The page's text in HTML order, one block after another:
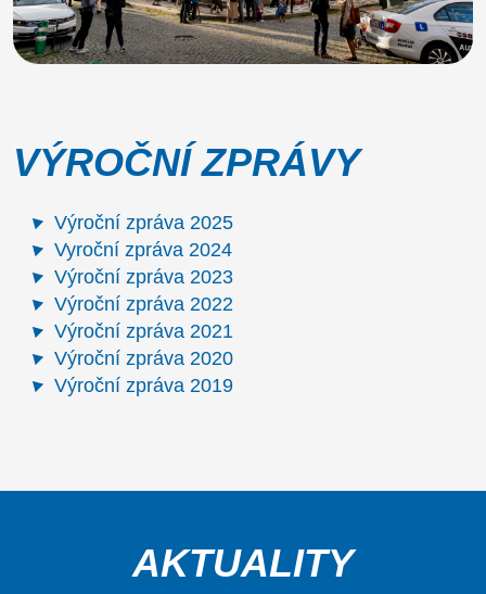
VÝROČNÍ ZPRÁVY
Výroční zpráva 2025
Vyroční zpráva 2024
Výroční zpráva 2023
Výroční zpráva 2022
Výroční zpráva 2021
Výroční zpráva 2020
Výroční zpráva 2019
AKTUALITY